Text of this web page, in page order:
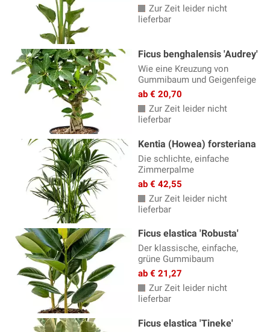
Zur Zeit leider nicht
lieferbar
Ficus benghalensis 'Audrey'
Wie eine Kreuzung von
Gummibaum und Geigenfeige
ab € 20,70
Zur Zeit leider nicht
lieferbar
Kentia (Howea) forsteriana
Die schlichte, einfache
Zimmerpalme
ab € 42,55
Zur Zeit leider nicht
lieferbar
Ficus elastica 'Robusta'
Der klassische, einfache,
grüne Gummibaum
ab € 21,27
Zur Zeit leider nicht
lieferbar
Ficus elastica 'Tineke'